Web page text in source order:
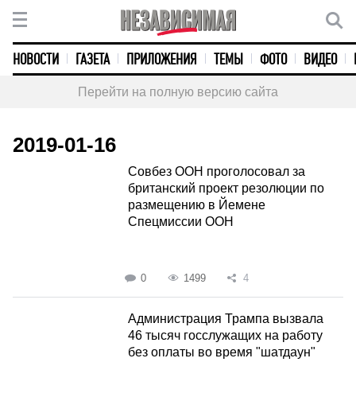
НОВОСТИ ГАЗЕТА ПРИЛОЖЕНИЯ ТЕМЫ ФОТО ВИДЕО
Перейти на полную версию сайта
2019-01-16
Совбез ООН проголосовал за
британский проект резолюции по
размещению в Йемене
Спецмиссии ООН
0 1499 4
Администрация Трампа вызвала
46 тысяч госслужащих на работу
без оплаты во время "шатдаун"